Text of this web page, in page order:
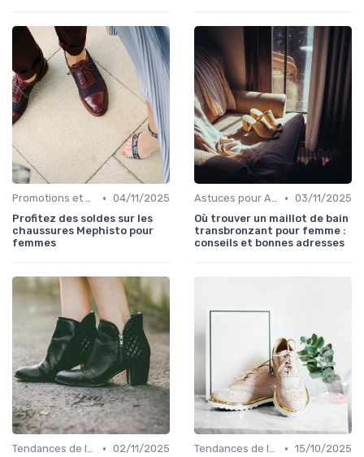
Promotions et Soldes • 04/11/2025
Profitez des soldes sur les
chaussures Mephisto pour
femmes
Astuces pour Acheter en Ligne • 03/11/2025
Où trouver un maillot de bain
transbronzant pour femme :
conseils et bonnes adresses
Tendances de la Mode • 02/11/2025
Tendances de la Mode • 15/10/2025